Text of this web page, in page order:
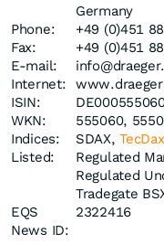
Germany
Phone:
+49 (0)451
Fax:
+49 (0)451
E-mail:
Internet:
ISIN:
WKN:
555060,
Indices:
SDAX,TecDax
Listed:
Regulated
Regulated
Tradegate
EQS
News ID:
2322416